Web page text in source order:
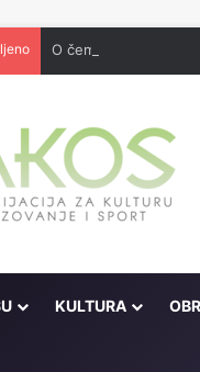
O čemu je sve pisao
KULTURA